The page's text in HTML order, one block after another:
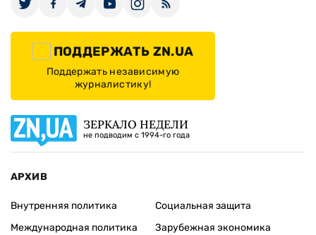
ПОДДЕРЖАТЬ ZN.UA
Поддержать независимую
журналистику!
ЗЕРКАЛО НЕДЕЛИ
не подводим с 1994-го года
АРХИВ
Внутренняя политика
Международная политика
Социальная защита
Зарубежная экономика